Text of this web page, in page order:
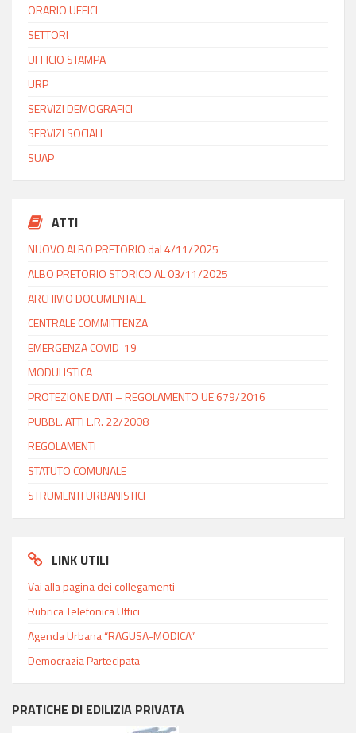
ORARIO UFFICI
SETTORI
UFFICIO STAMPA
URP
SERVIZI DEMOGRAFICI
SERVIZI SOCIALI
SUAP
ATTI
NUOVO ALBO PRETORIO dal 4/11/2025
ALBO PRETORIO STORICO AL 03/11/2025
ARCHIVIO DOCUMENTALE
CENTRALE COMMITTENZA
EMERGENZA COVID-19
MODULISTICA
PROTEZIONE DATI – REGOLAMENTO UE 679/2016
PUBBL. ATTI L.R. 22/2008
REGOLAMENTI
STATUTO COMUNALE
STRUMENTI URBANISTICI
LINK UTILI
Vai alla pagina dei collegamenti
Rubrica Telefonica Uffici
Agenda Urbana “RAGUSA-MODICA”
Democrazia Partecipata
PRATICHE DI EDILIZIA PRIVATA